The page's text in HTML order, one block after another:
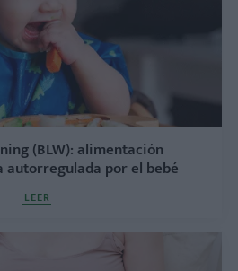
(BLW): alimentación
autorregulada por el bebé
LEER